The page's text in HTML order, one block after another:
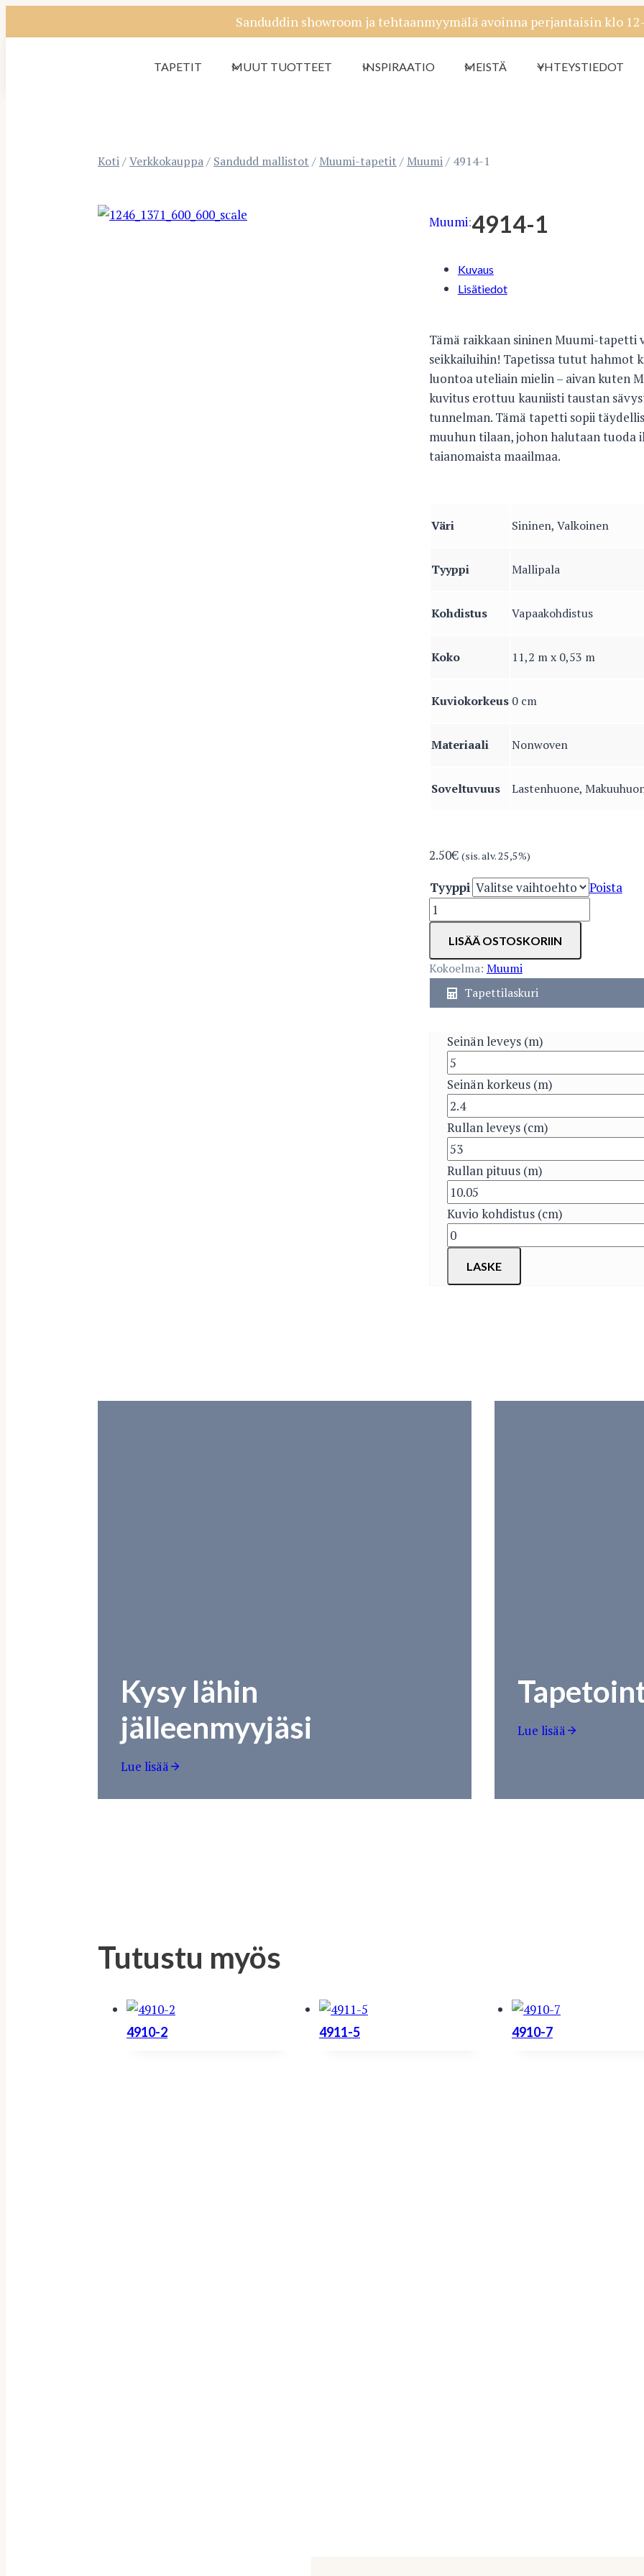
sisältöön
Sanduddin showroom ja tehtaanmyymälä avoinna perjantaisin klo
TAPETIT MUUT TUOTTEET INSPIRAATIO MEISTÄ YHTEYSTIEDOT
Koti/Verkkokauppa/ Sandudd mallistot / Muumi-tapetit / Muumi/ 4914-1
Muumi:4914-1
Kuvaus
Lisätiedot
Tämä raikkaan sininen Muumi-tapetti
seikkailuihin! Tapetissa tutut hahmot
luontoa uteliain mielin – aivan kuten
kuvitus erottuu kauniisti taustan
tunnelman. Tämä tapetti sopii
muuhun tilaan, johon halutaan tuoda
taianomaista maailmaa.
Väri Sininen, Valkoinen
Tyyppi Mallipala
Kohdistus Vapaakohdistus
Koko 11,2 m x 0,53 m
Kuviokorkeus 0 cm
Materiaali Nonwoven
Soveltuvuus Lastenhuone,
2.50€ (sis. alv. 25,5%)
Tyyppi
Poista
4914-
1
määräLISÄÄ OSTOSKORIIN
Kokoelma: Muumi
Tapettilaskuri
Seinän leveys (m)
Seinän korkeus (m)
Rullan leveys (cm)
Rullan pituus (m)
Kuvio kohdistus (cm)
LASKE
Kysy lähin
jälleenmyyjäsi
Lue lisää
Lue lisää
Tutustu myös
4910-2 4911-5 4910-7